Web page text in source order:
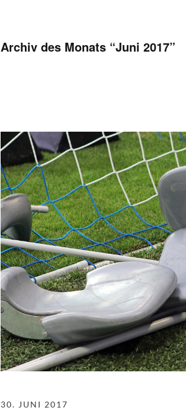
Archiv des Monats “Juni 2017”
30. JUNI 2017